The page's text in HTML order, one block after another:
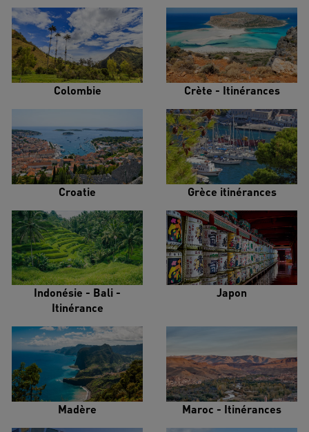
Colombie Crète - Itinérances
Croatie Grèce itinérances
Indonésie - Bali -
Itinérance
Japon
Madère Maroc - Itinérances